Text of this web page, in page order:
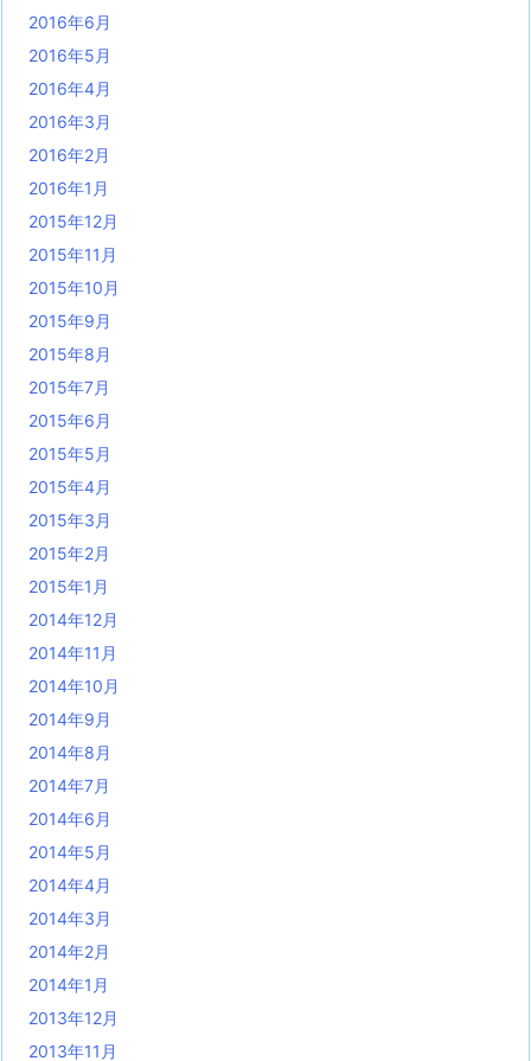
2016年6月
2016年5月
2016年4月
2016年3月
2016年2月
2016年1月
2015年12月
2015年11月
2015年10月
2015年9月
2015年8月
2015年7月
2015年6月
2015年5月
2015年4月
2015年3月
2015年2月
2015年1月
2014年12月
2014年11月
2014年10月
2014年9月
2014年8月
2014年7月
2014年6月
2014年5月
2014年4月
2014年3月
2014年2月
2014年1月
2013年12月
2013年11月